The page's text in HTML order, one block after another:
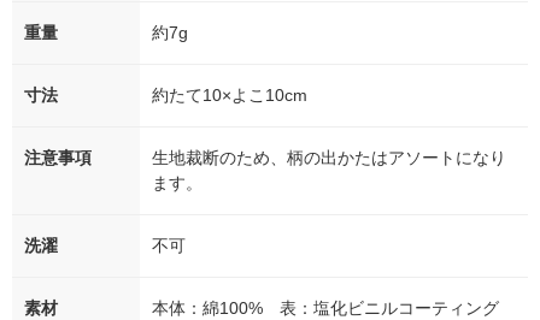
重量 約7g
寸法 約たて10×よこ10cm
注意事項
生地裁断のため、柄の出かたはアソートになり
ます。
洗濯 不可
素材 本体：綿100% 表：塩化ビニルコーティング